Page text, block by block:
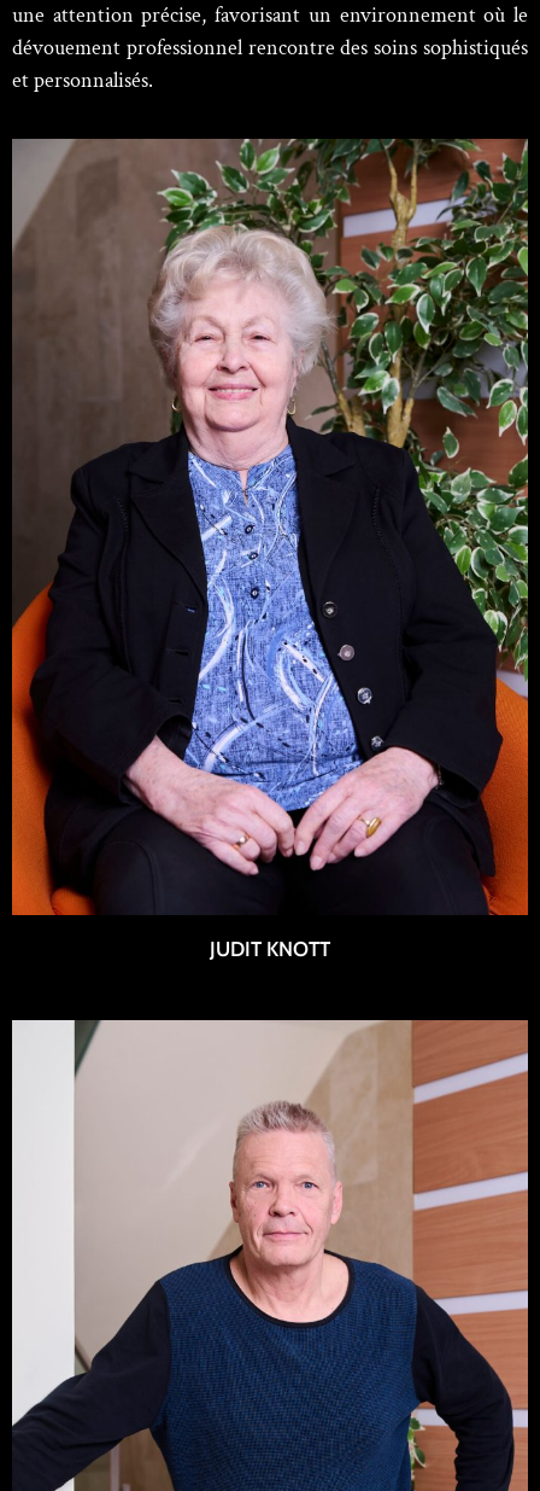
une attention précise, favorisant un environnement où le
dévouement professionnel rencontre des soins sophistiqués
et personnalisés.
JUDIT KNOTT